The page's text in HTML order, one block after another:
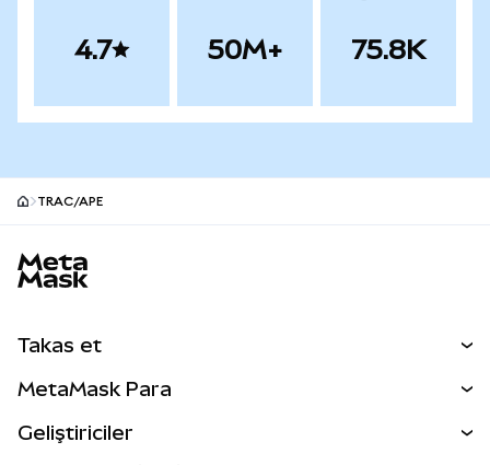
4.7 50M+ 75.8K
TRAC/APE
Takas et
Perps
MetaMask Para
Geliştiriciler